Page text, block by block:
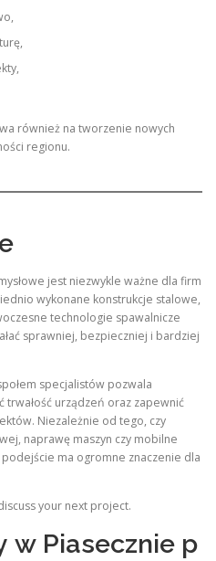
również na tworzenie nowych
regionu.
jest niezwykle ważne dla firm
wykonane konstrukcje stalowe,
technologie spawalnicze
sprawniej, bezpieczniej i bardziej
specjalistów pozwala
trwałość urządzeń oraz zapewnić
Niezależnie od tego, czy
naprawę maszyn czy mobilne
ma ogromne znaczenie dla
your next project.
w Piasecznie p